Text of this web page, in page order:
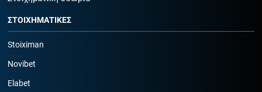
ΣΤΟΙΧΗΜΑΤΙΚΕΣ
Stoiximan
Novibet
Elabet